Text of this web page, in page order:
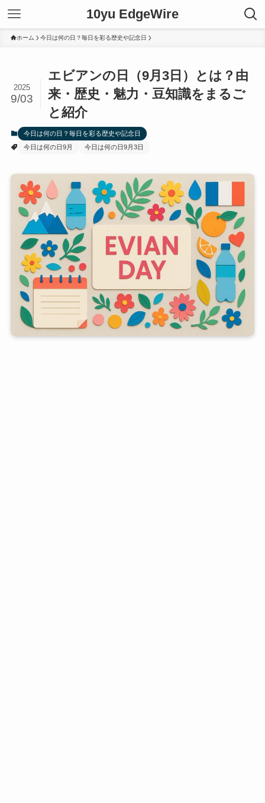
10yu EdgeWire
ホーム 今日は何の日？毎日を彩る歴史や記念日
エビアンの日（9月3日）とは？由
来・歴史・魅力・豆知識をまるご
と紹介
2025
9/03
今日は何の日？毎日を彩る歴史や記念日
今日は何の日9月
今日は何の日9月3日